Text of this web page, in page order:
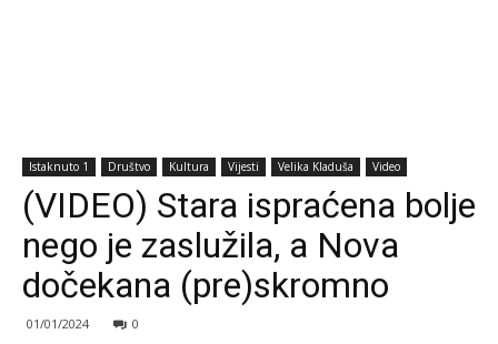
Istaknuto 1 Društvo Kultura Vijesti Velika Kladuša Video
(VIDEO) Stara ispraćena bolje
nego je zaslužila, a Nova
dočekana (pre)skromno
01/01/2024 0